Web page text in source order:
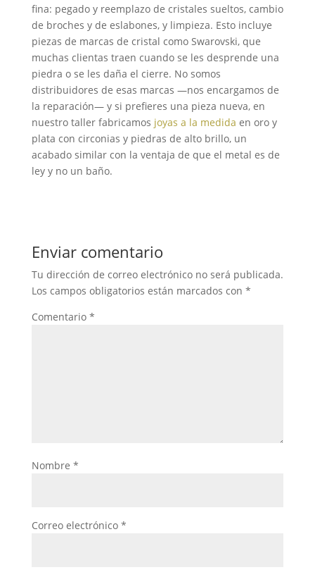
fina: pegado y reemplazo de cristales sueltos, cambio
de broches y de eslabones, y limpieza. Esto incluye
piezas de marcas de cristal como Swarovski, que
muchas clientas traen cuando se les desprende una
piedra o se les daña el cierre. No somos
distribuidores de esas marcas —nos encargamos de
la reparación— y si prefieres una pieza nueva, en
nuestro taller fabricamos joyas a la medida en oro y
plata con circonias y piedras de alto brillo, un
acabado similar con la ventaja de que el metal es de
ley y no un baño.
Enviar comentario
Tu dirección de correo electrónico no será publicada.
Los campos obligatorios están marcados con *
Comentario *
Nombre *
Correo electrónico *